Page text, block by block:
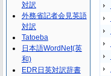
対訳
外務省記者会見英語
対訳
Tatoeba
日本語WordNet(英
和)
EDR日英対訳辞書